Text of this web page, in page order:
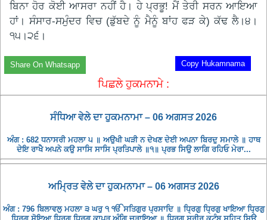
ਬਿਨਾ ਹੋਰ ਕੋਈ ਆਸਰਾ ਨਹੀਂ ਹੈ। ਹੇ ਪ੍ਰਭੂ! ਮੈਂ ਤੇਰੀ ਸਰਨ ਆਇਆ
ਹਾਂ। ਸੰਸਾਰ-ਸਮੁੰਦਰ ਵਿਚ (ਡੁੱਬਦੇ ਨੂੰ ਮੈਨੂੰ ਬਾਂਹ ਫੜ ਕੇ) ਕੱਢ ਲੈ।੪।
੧੫।੨੬।
Copy Hukamnama
Share On Whatsapp
ਪਿਛਲੇ ਹੁਕਮਨਾਮੇ :
ਸੰਧਿਆ ਵੇਲੇ ਦਾ ਹੁਕਮਨਾਮਾ – 06 ਅਗਸਤ 2026
ਅੰਗ : 682 ਧਨਾਸਰੀ ਮਹਲਾ ੫ ॥ ਅਉਖੀ ਘੜੀ ਨ ਦੇਖਣ ਦੇਈ ਅਪਨਾ ਬਿਰਦੁ ਸਮਾਲੇ ॥ ਹਾਥ
ਦੇਇ ਰਾਖੈ ਅਪਨੇ ਕਉ ਸਾਸਿ ਸਾਸਿ ਪ੍ਰਤਿਪਾਲੇ ॥੧॥ ਪ੍ਰਭ ਸਿਉ ਲਾਗਿ ਰਹਿਓ ਮੇਰਾ...
ਅਮ੍ਰਿਤ ਵੇਲੇ ਦਾ ਹੁਕਮਨਾਮਾ – 06 ਅਗਸਤ 2026
ਅੰਗ : 796 ਬਿਲਾਵਲੁ ਮਹਲਾ ੩ ਘਰੁ ੧ ੴ ਸਤਿਗੁਰ ਪ੍ਰਸਾਦਿ ॥ ਧ੍ਰਿਗੁ ਧ੍ਰਿਗੁ ਖਾਇਆ ਧ੍ਰਿਗੁ
ਧ੍ਰਿਗੁ ਸੋਇਆ ਧ੍ਰਿਗੁ ਧ੍ਰਿਗੁ ਕਾਪੜੁ ਅੰਗਿ ਚੜਾਇਆ ॥ ਧ੍ਰਿਗੁ ਸਰੀਰੁ ਕੁਟੰਬ ਸਹਿਤ ਸਿਉ